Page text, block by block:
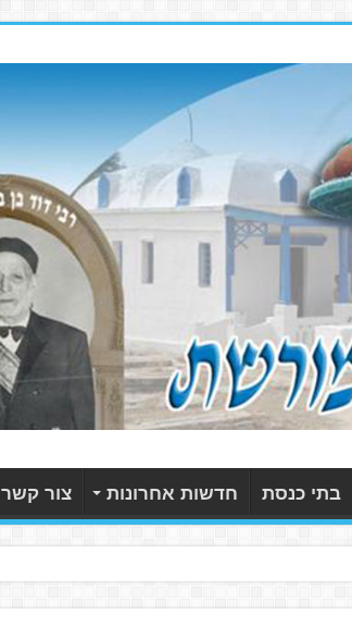
בתי כנסת חדשות אחרונות צור קשר